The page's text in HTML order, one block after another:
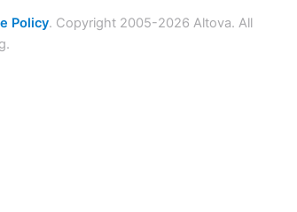
Policy. Copyright 2005-2026 Altova. All